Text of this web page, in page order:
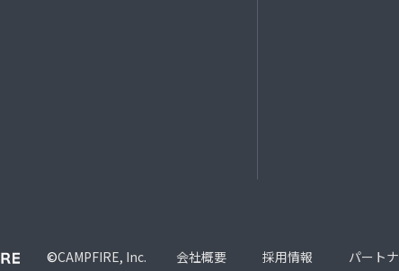
©CAMPFIRE, Inc. 会社概要 採用情報 パート